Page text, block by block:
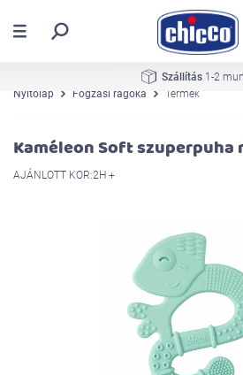
Szállítás 1-2
Nyitólap
Fogzási rágóka Termék
Kaméleon Soft szuperpuha
AJÁNLOTT KOR:2H +